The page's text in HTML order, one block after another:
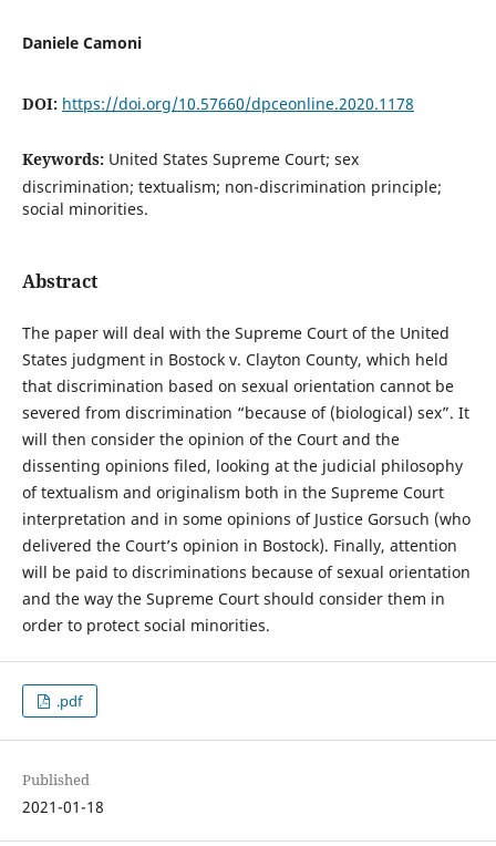
Daniele Camoni
DOI: https://doi.org/10.57660/dpceonline.2020.1178
Keywords: United States Supreme Court; sex
discrimination; textualism; non-discrimination principle;
social minorities.
Abstract
The paper will deal with the Supreme Court of the United
States judgment in Bostock v. Clayton County, which held
that discrimination based on sexual orientation cannot be
severed from discrimination “because of (biological) sex”. It
will then consider the opinion of the Court and the
dissenting opinions filed, looking at the judicial philosophy
of textualism and originalism both in the Supreme Court
interpretation and in some opinions of Justice Gorsuch (who
delivered the Court’s opinion in Bostock). Finally, attention
will be paid to discriminations because of sexual orientation
and the way the Supreme Court should consider them in
order to protect social minorities.
.pdf
Published
2021-01-18